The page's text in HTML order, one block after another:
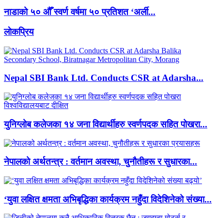
नाडाको ५० औँ स्वर्ण वर्षमा ५० प्रतिशत ‘अर्ली...
लाेकप्रिय
Nepal SBI Bank Ltd. Conducts CSR at Adarsha...
युनिग्लोब कलेजका १४ जना विद्यार्थीहरु स्वर्णपदक सहित पोखरा...
नेपालको अर्थतन्त्र : वर्तमान अवस्था, चुनौतीहरू र सुधारका...
‘युवा लक्षित क्षमता अभिबृद्धिका कार्यक्रम नहुँदा विदेशिनेको संख्या...